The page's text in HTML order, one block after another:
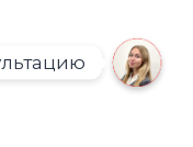
Open